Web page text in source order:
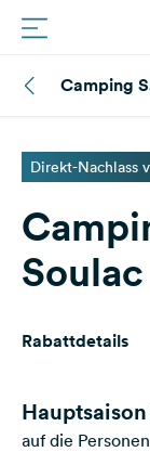
Routen
Plätze
Partner
Registrieren
Newsletter
Camping
Direkt-Nachlass
Rabattdetails
Hauptsaison
auf die